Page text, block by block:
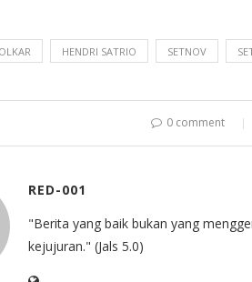
HENDRI SATRIO SETNOV
0 comment
RED-001
"Berita yang baik bukan yang
kejujuran." (Jals 5.0)